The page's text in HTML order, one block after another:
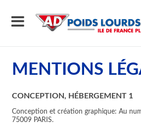
MENTIONS
CONCEPTION, HÉBERGEMENT 1
Conception et création graphique: Au
75009 PARIS.